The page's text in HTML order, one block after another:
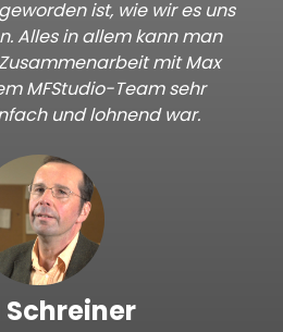
ist, wie wir es uns
Alles in allem kann man
mit Max
MFStudio-Team sehr
und lohnend war.
Schreiner